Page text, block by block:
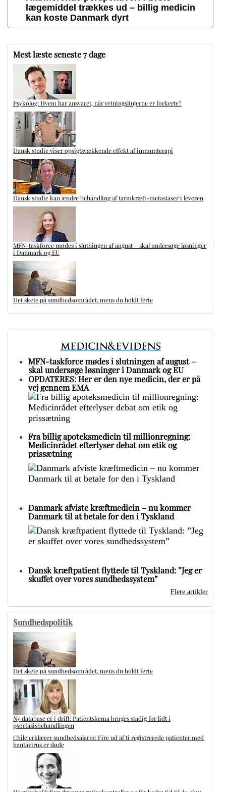
lægemiddel trækkes ud – billig medicin
kan koste Danmark dyrt
Mest læste seneste 7 dage
Psykolog: Hvem har ansvaret, når retningslinjerne er forkerte?
Dansk studie viser opsigtsvækkende effekt af immunterapi
Dansk studie kan ændre behandling af tarmkræft-metastaser i leveren
MFN-taskforce mødes i slutningen af august – skal undersøge løsninger
i Danmark og EU
Det skete på sundhedsområdet, mens du holdt ferie
MFN-taskforce mødes i slutningen af august –
skal undersøge løsninger i Danmark og EU
OPDATERES: Her er den nye medicin, der er på
vej gennem EMA
Fra billig apoteksmedicin til millionregning:
Medicinrådet efterlyser debat om etik og
prissætning
Danmark afviste kræftmedicin – nu kommer
Danmark til at betale for den i Tyskland
Dansk kræftpatient flyttede til Tyskland: ”Jeg er
skuffet over vores sundhedssystem”
Flere artikler
Sundhedspolitik
Det skete på sundhedsområdet, mens du holdt ferie
Ny database er i drift: Patientskema bruges stadig for lidt i
psoriasisbehandlingen
Chile erklærer sundhedsalarm: Fire ud af ti registrerede patienter med
hantavirus er døde